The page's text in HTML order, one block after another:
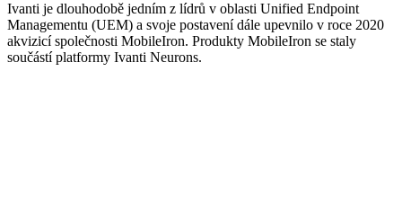
Ivanti je dlouhodobě jedním z lídrů v oblasti Unified Endpoint
Managementu (UEM) a svoje postavení dále upevnilo v roce 2020
akvizicí společnosti MobileIron. Produkty MobileIron se staly
součástí platformy Ivanti Neurons.